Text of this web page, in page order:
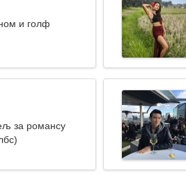
и голф
за романсу